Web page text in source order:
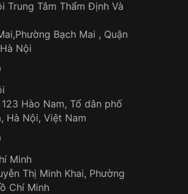
tất cả tỉnh thành trên toàn quốc
từ khi xác nhận đơn hàng thành
215
đã bị:
chữa
VNLUX
lợi khách hàng
cùng khách hàng trong suốt quá
Trung Tâm Thẩm Định Và
Bạch Mai , Quận
Nội
Hào Nam, Tổ dân phố
Hà Nội, Việt Nam
Minh
Thị Minh Khai, Phường
Chí Minh